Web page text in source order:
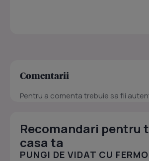
Comentarii
Pentru a comenta trebuie sa fii
Recomandari pentru
casa ta
PUNGI DE VIDAT CU